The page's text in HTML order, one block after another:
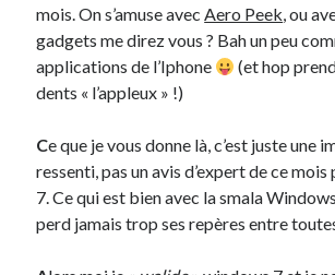
Daddy
Engagé
Geek
Green
Lectures
Lyon
Lyon à Livre Ouvert
Mini-monsieur
Parole de Follower
mois. On s’amuse avecAero Peek, ou
gadgets me direz vous ? Bah un peu
applications de l’Iphone
(et hop
dents « l’appleux » !)
Ce que je vous donne là, c’est juste une
ressenti, pas un avis d’expert de ce mois
7. Ce qui est bien avec la smala
perd jamais trop ses repères entre